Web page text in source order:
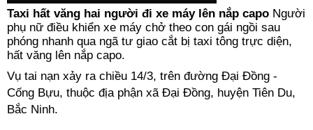
Taxi hất văng hai người đi xe máy lên nắp capo Người
phụ nữ điều khiển xe máy chở theo con gái ngồi sau
phóng nhanh qua ngã tư giao cắt bị taxi tông trực diện,
hất văng lên nắp capo.
Vụ tai nạn xảy ra chiều 14/3, trên đường Đại Đồng -
Cống Bựu, thuộc địa phận xã Đại Đồng, huyện Tiên Du,
Bắc Ninh.